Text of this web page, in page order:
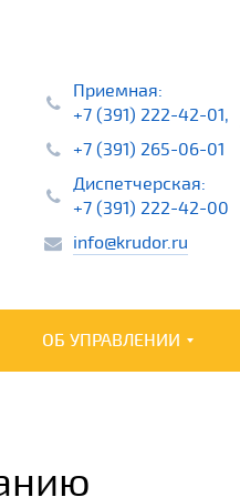
Приемная:
+7 (391) 222-42-01,
+7 (391) 265-06-01
Диспетчерская:
+7 (391) 222-42-00
info@krudor.ru
ОБ УПРАВЛЕНИИ